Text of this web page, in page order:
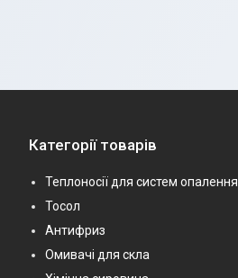
Категорії товарів
Теплоносії для систем опалення
Тосол
Антифриз
Омивачі для скла